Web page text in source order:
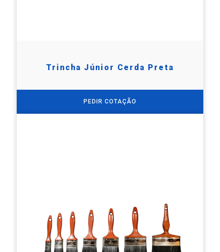
Trincha Júnior Cerda Preta
PEDIR COTAÇÃO